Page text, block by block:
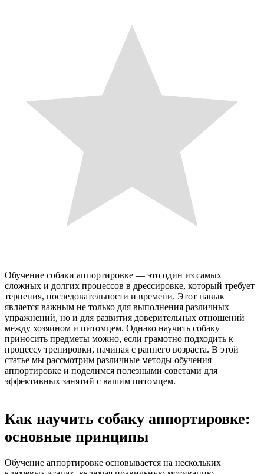
Обучение собаки аппортировке — это один из самых
сложных и долгих процессов в дрессировке, который требует
терпения, последовательности и времени. Этот навык
является важным не только для выполнения различных
упражнений, но и для развития доверительных отношений
между хозяином и питомцем. Однако научить собаку
приносить предметы можно, если грамотно подходить к
процессу тренировки, начиная с раннего возраста. В этой
статье мы рассмотрим различные методы обучения
аппортировке и поделимся полезными советами для
эффективных занятий с вашим питомцем.
Как научить собаку аппортировке:
основные принципы
Обучение аппортировке основывается на нескольких